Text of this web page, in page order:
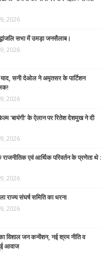
2026
सभा में उमड़ा जनसैलाब।
2026
याद, सनी देओल ने अमृतसर के पार्टिशन
2026
'बायंगी' के ऐलान पर रितेश देशमुख ने दी
2026
एवं आर्थिक परिवर्तन के प्रणेता थे :
2026
राज्य संघर्ष समिति का धरना
2026
विशाल जन कन्वेंशन, नई श्रम नीति व
आवाज